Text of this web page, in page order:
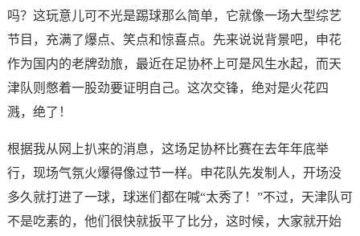
吗？这玩意儿可不光是踢球那么简单，它就像一场大型综艺
节目，充满了爆点、笑点和惊喜点。先来说说背景吧，申花
作为国内的老牌劲旅，最近在足协杯上可是风生水起，而天
津队则憋着一股劲要证明自己。这次交锋，绝对是火花四
溅，绝了！
根据我从网上扒来的消息，这场足协杯比赛在去年年底举
行，现场气氛火爆得像过节一样。申花队先发制人，开场没
多久就打进了一球，球迷们都在喊“太秀了！”不过，天津队可
不是吃素的，他们很快就扳平了比分，这时候，大家就开始